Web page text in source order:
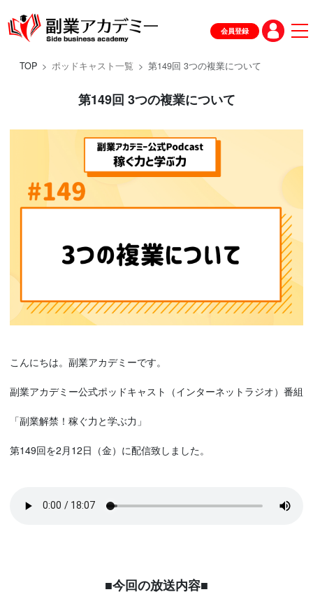
会員登録
TOP ポッドキャスト一覧 第149回 3つの複業について
第149回 3つの複業について
こんにちは。副業アカデミーです。
副業アカデミー公式ポッドキャスト（インターネットラジオ）番組
「副業解禁！稼ぐ力と学ぶ力」
第149回を2月12日（金）に配信致しました。
■今回の放送内容■